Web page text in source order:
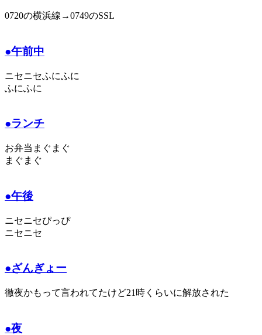
0720の横浜線→0749のSSL
●午前中
ニセニセふにふに
ふにふに
●ランチ
お弁当まぐまぐ
まぐまぐ
●午後
ニセニセぴっぴ
ニセニセ
●ざんぎょー
徹夜かもって言われてたけど21時くらいに解放された
●夜